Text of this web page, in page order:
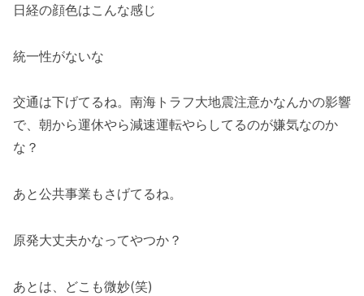
日経の顔色はこんな感じ
統一性がないな
交通は下げてるね。南海トラフ大地震注意かなんかの影響
で、朝から運休やら減速運転やらしてるのが嫌気なのか
な？
あと公共事業もさげてるね。
原発大丈夫かなってやつか？
あとは、どこも微妙(笑)